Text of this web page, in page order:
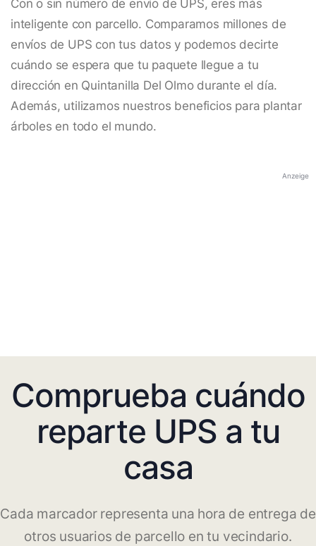
Con o sin número de envío de UPS, eres más
inteligente con parcello. Comparamos millones de
envíos de UPS con tus datos y podemos decirte
cuándo se espera que tu paquete llegue a tu
dirección en Quintanilla Del Olmo durante el día.
Además, utilizamos nuestros beneficios para plantar
árboles en todo el mundo.
Anzeige
Comprueba cuándo
reparte UPS a tu
casa
Cada marcador representa una hora de entrega de
otros usuarios de parcello en tu vecindario.